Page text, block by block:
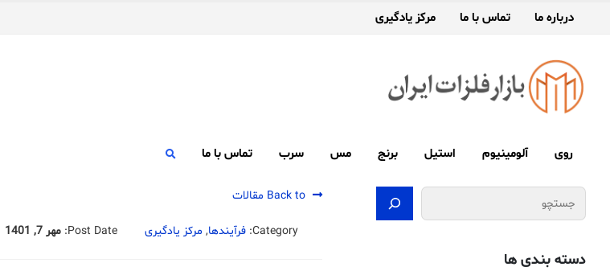
درباره ما تماس با ما مرکز یادگیری
روی آلومینیوم استیل برنج مس سرب تماس با ما
Back to مقالات
Category: فرآیندها, مرکز یادگیری Post Date: مهر 7, 1401
جستجو
دسته بندی ها